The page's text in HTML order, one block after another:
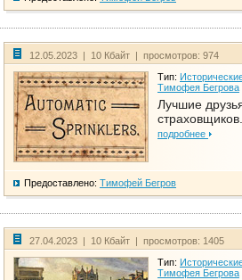
12.05.2023 | 10 Кбайт | просмотров: 974
Тип:
Тимофея Бегрова
Лучшие
подробнее
Предоставлено: Тимофей Бегров
27.04.2023 | 10 Кбайт | просмотров: 1405
Тип:
Тимофея Бегрова